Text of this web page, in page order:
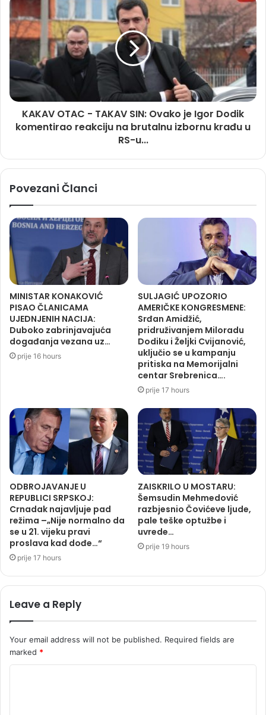
KAKAV OTAC - TAKAV SIN: Ovako je Igor Dodik
komentirao reakciju na brutalnu izbornu krađu u
RS-u...
Povezani Članci
MINISTAR KONAKOVIĆ
PISAO ČLANICAMA
UJEDNJENIH NACIJA:
Duboko zabrinjavajuća
događanja vezana uz…
prije 16 hours
SULJAGIĆ UPOZORIO
AMERIČKE KONGRESMENE:
Srđan Amidžić,
pridruživanjem Miloradu
Dodiku i Željki Cvijanović,
uključio se u kampanju
pritiska na Memorijalni
centar Srebrenica….
prije 17 hours
ODBROJAVANJE U
REPUBLICI SRPSKOJ:
Crnadak najavljuje pad
režima –„Nije normalno da
se u 21. vijeku pravi
proslava kad dođe…“
prije 17 hours
ZAISKRILO U MOSTARU:
Šemsudin Mehmedović
razbjesnio Čovićeve ljude,
pale teške optužbe i
uvrede…
prije 19 hours
Leave a Reply
Your email address will not be published. Required fields are
marked *